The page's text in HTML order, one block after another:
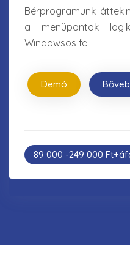
Bérprogramunk
a menüpontok
Windowsos fe...
Demó
89 000 -249 000